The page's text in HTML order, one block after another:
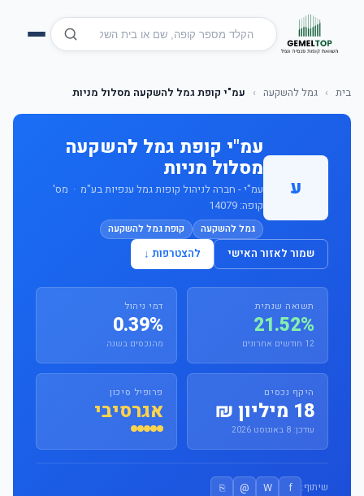
בית › גמל להשקעה › עמ"י קופת גמל להשקעה מסלול מניות
ע
עמ"י קופת גמל להשקעה
מסלול מניות
עמ"י - חברה לניהול קופות גמל ענפיות בע"מ · מס'
קופה: 14079
גמל להשקעה קופת גמל להשקעה
שמור לאזור האישי להצטרפות ↓
תשואה שנתית
21.52%
12 חודשים אחרונים
דמי ניהול
0.39%
מהנכסים בשנה
היקף נכסים
18 מיליון ₪
עודכן: 8 באוגוסט 2026
פרופיל סיכון
אגרסיבי
שיתוף: f
W
@
⎘